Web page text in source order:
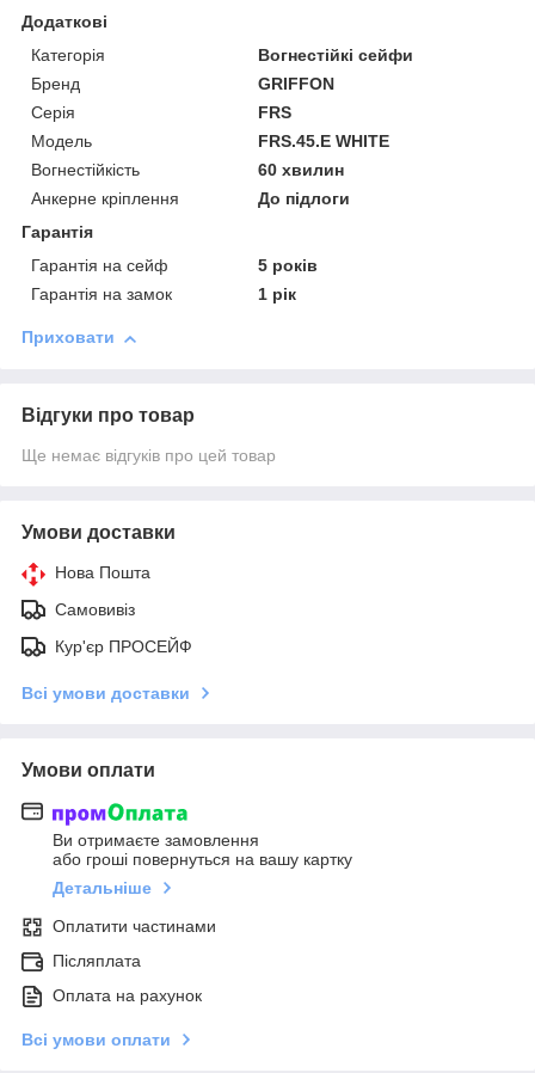
Додаткові
Категорія
Вогнестійкі сейфи
Бренд
GRIFFON
Серія
FRS
Модель
FRS.45.E WHITE
Вогнестійкість
60 хвилин
Анкерне кріплення
До підлоги
Гарантія
Гарантія на сейф
5 років
Гарантія на замок
1 рік
Приховати
Відгуки про товар
Ще немає відгуків про цей товар
Умови доставки
Нова Пошта
Самовивіз
Кур'єр ПРОСЕЙФ
Всі умови доставки
Умови оплати
Ви отримаєте замовлення
або гроші повернуться на вашу картку
Детальніше
Оплатити частинами
Післяплата
Оплата на рахунок
Всі умови оплати